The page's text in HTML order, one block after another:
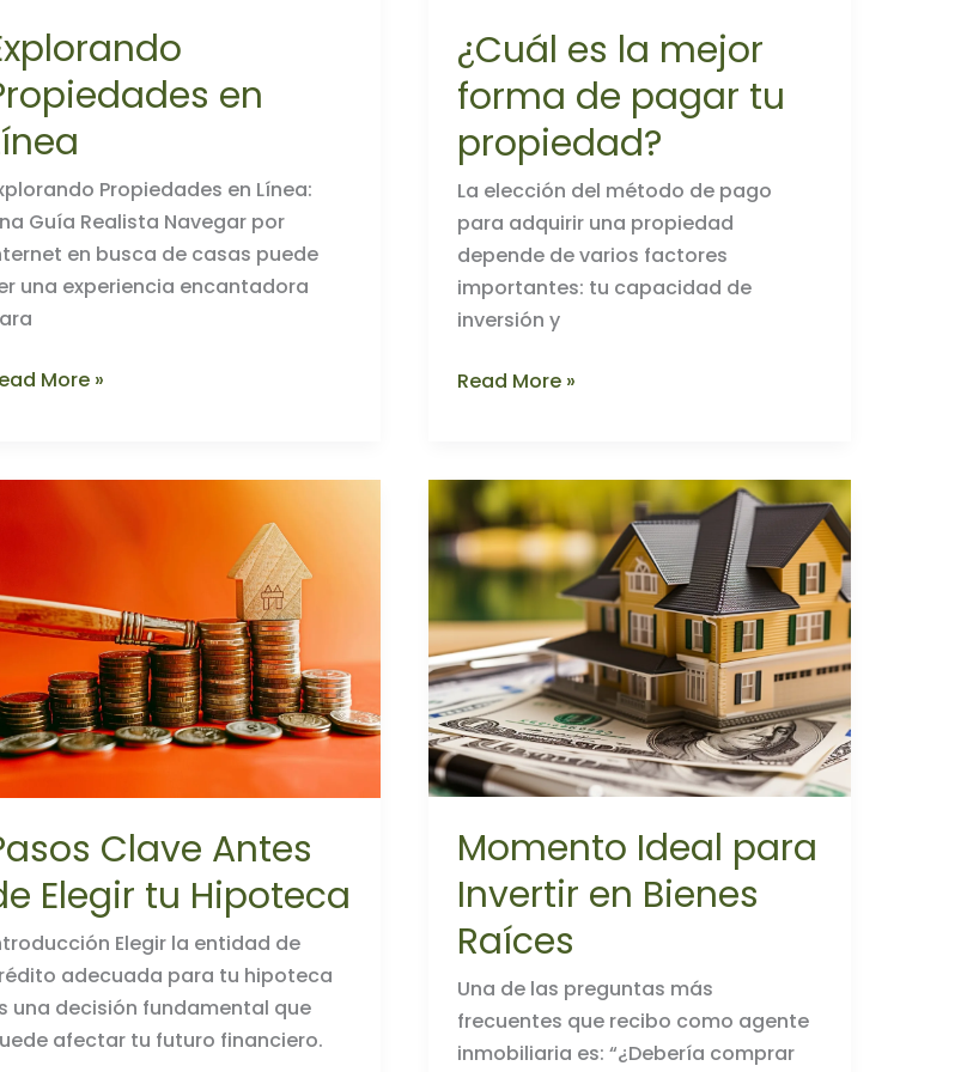
en
Propiedades en Línea:
Guía Realista Navegar por
en busca de casas puede
una experiencia encantadora
More »
¿Cuál es la mejor
forma de pagar tu
propiedad?
La elección del método de pago
para adquirir una propiedad
depende de varios factores
importantes: tu capacidad de
inversión y
¿Cuál
mejor
forma
de
pagar
propiedad?
Read More »
Clave Antes
Elegir tu Hipoteca
Elegir la entidad de
adecuada para tu hipoteca
una decisión fundamental que
afectar tu futuro financiero.
Momento Ideal para
Invertir en Bienes
Raíces
Una de las preguntas más
frecuentes que recibo como agente
inmobiliaria es: “¿Debería comprar